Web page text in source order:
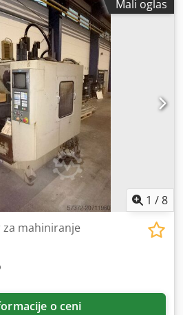
proizvedena je 2008. godine i
upravljačem, hodom X ose od
400 mm i hodom Z ose od 415
do 70 m/min, brzinu vretena
alata sa 40 pozicija. Iskoristite
obradno centar Brother TC-
za više informacija o ovoj
stola i nosa vretena: 645 mm •
mm • Kapacitet magacina alata:
Dodatna oprema Djdpfex D
4-osne stolove sa zadnjom
strugotine
Mali oglas
1 /8
za mahiniranje
o ceni